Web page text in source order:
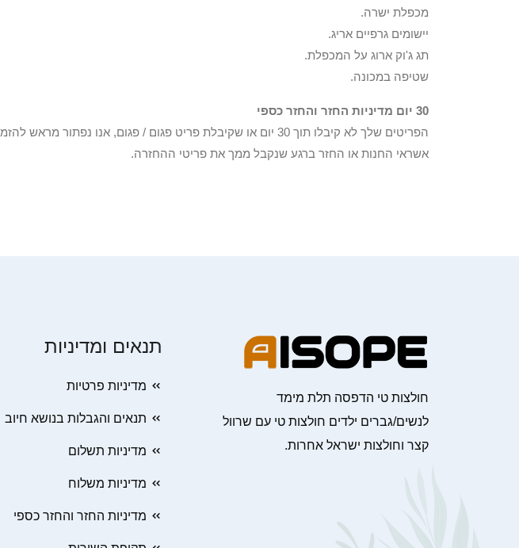
מכפלת ישרה.
יישומים גרפיים אריג.
תג ג'וק ארוג על המכפלת.
שטיפה במכונה.
30 יום מדיניות החזר והחזר כספי
הפריטים שלך לא קיבלו תוך 30 יום או שקיבלת פריט פגום / פגום,
אשראי החנות או החזר ברגע שנקבל ממך את פריטי ההחזרה.
חולצות טי הדפסה תלת מימד
לנשים/גברים ילדים חולצות טי עם שרוול
קצר וחולצות ישראל אחרות.
תנאים ומדיניות
מדיניות פרטיות
תנאים והגבלות בנושא חיוב
מדיניות תשלום
מדיניות משלוח
מדיניות החזר והחזר כספי